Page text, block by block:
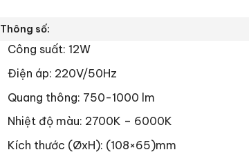
Thông số:
Công suất: 12W
Điện áp: 220V/50Hz
Quang thông: 750-1000 lm
Nhiệt độ màu: 2700K – 6000K
Kích thước (ØxH): (108×65)mm